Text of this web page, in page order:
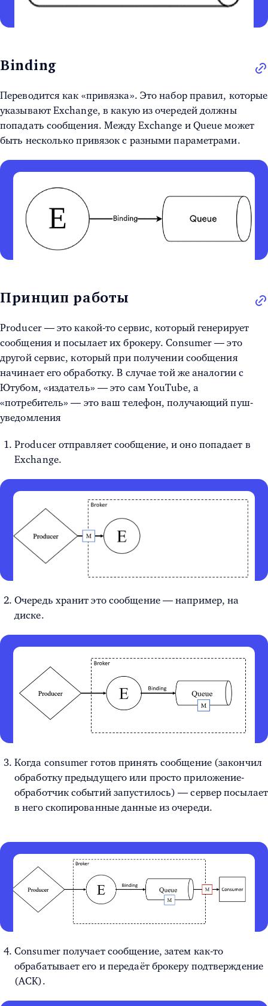
Binding
Переводится как «привязка». Это набор правил, которые
указывают Exchange, в какую из очередей должны
попадать сообщения. Между Exchange и Queue может
быть несколько привязок с разными параметрами.
Принцип работы
Producer — это какой-то сервис, который генерирует
сообщения и посылает их брокеру. Consumer — это
другой сервис, который при получении сообщения
начинает его обработку. В случае той же аналогии с
Ютубом, «издатель» — это сам YouTube, а
«потребитель» — это ваш телефон, получающий пуш-
уведомления
Producer отправляет сообщение, и оно попадает в
Exchange.
Очередь хранит это сообщение — например, на
диске.
Когда consumer готов принять сообщение (закончил
обработку предыдущего или просто приложение-
обработчик событий запустилось) — сервер посылает
в него скопированные данные из очереди.
Consumer получает сообщение, затем как-то
обрабатывает его и передаёт брокеру подтверждение
(ACK).